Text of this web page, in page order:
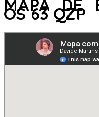
MAPA DE
OS 63 QZP